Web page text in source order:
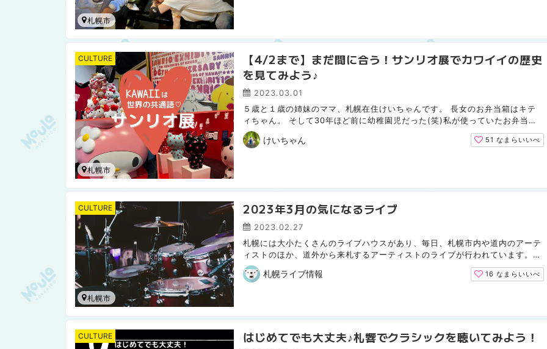
札幌市
【4/2まで】まだ間に合う！サンリオ展でカワイイの歴史
を見てみよう♪
2023.03.01
５歳と１歳の姉妹のママ、札幌在住けいちゃんです。 長女のお弁当箱はキテ
ィちゃん。 そして30年ほど前に幼稚園児だった(笑)私が使っていたお弁当箱
もキティちゃん。 親子そろってキティちゃんラバーな私たち。 ...
けいちゃん 51なまらいいべ
CULTURE
札幌市
2023年3月の気になるライブ
2023.02.27
札幌には大小たくさんのライブハウスがあり、毎日、札幌市内や道内のアーテ
ィストのほか、道外から来札するアーティストのライブが行われています。
僕が気になっている、3月に開催されるライブをご紹介します。 ...
札幌ライブ情報 16なまらいいべ
CULTURE
札幌市
はじめてでも大丈夫♪札響でクラシックを聴いてみよう！
CULTURE